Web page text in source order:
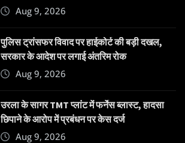
Aug 9, 2026
पुलिस ट्रांसफर विवाद पर हाईकोर्ट की बड़ी दखल,
सरकार के आदेश पर लगाई अंतरिम रोक
Aug 9, 2026
उरला के सागर TMT प्लांट में फर्नेस ब्लास्ट, हादसा
छिपाने के आरोप में प्रबंधन पर केस दर्ज
Aug 9, 2026